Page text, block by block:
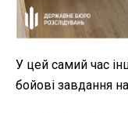
У цей самий час
бойові завдання